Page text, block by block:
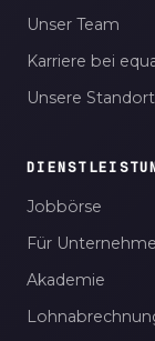
Unser Team
Karriere bei
Unsere
Jobbörse
Für
Akademie